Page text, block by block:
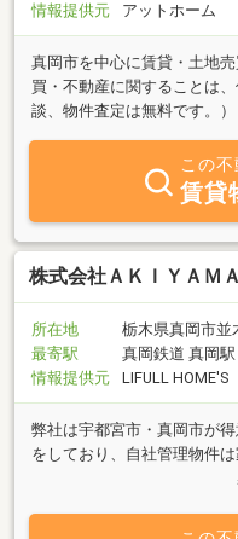
情報提供元
アットホーム
真岡市を中心に賃貸・土地
買・不動産に関することは
談、物件査定は無料です。）
この
賃貸
株式会社ＡＫＩＹＡＭＡ
所在地
栃木県真岡市並
最寄駅
真岡鉄道 真岡
情報提供元
LIFULL HOME'S
弊社は宇都宮市・真岡市が
をしており、自社管理物件
気になる物件がある方はお